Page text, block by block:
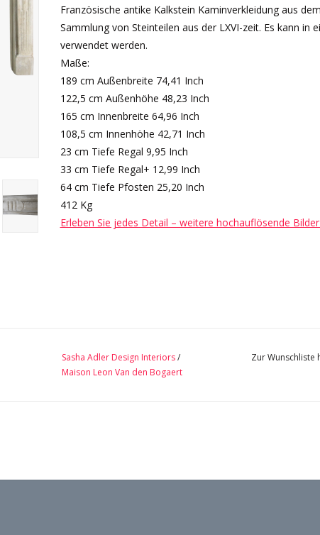
Französische antike Kalkstein Kaminverkleidung aus
Sammlung von Steinteilen aus der LXVI-zeit. Es kann in
verwendet werden.
Maße:
189 cm Außenbreite 74,41 Inch
122,5 cm Außenhöhe 48,23 Inch
165 cm Innenbreite 64,96 Inch
108,5 cm Innenhöhe 42,71 Inch
23 cm Tiefe Regal 9,95 Inch
33 cm Tiefe Regal+ 12,99 Inch
64 cm Tiefe Pfosten 25,20 Inch
412 Kg
Erleben Sie jedes Detail – weitere hochauflösende
Sasha Adler Design Interiors/
Maison Leon Van den Bogaert
Zur Wunschliste